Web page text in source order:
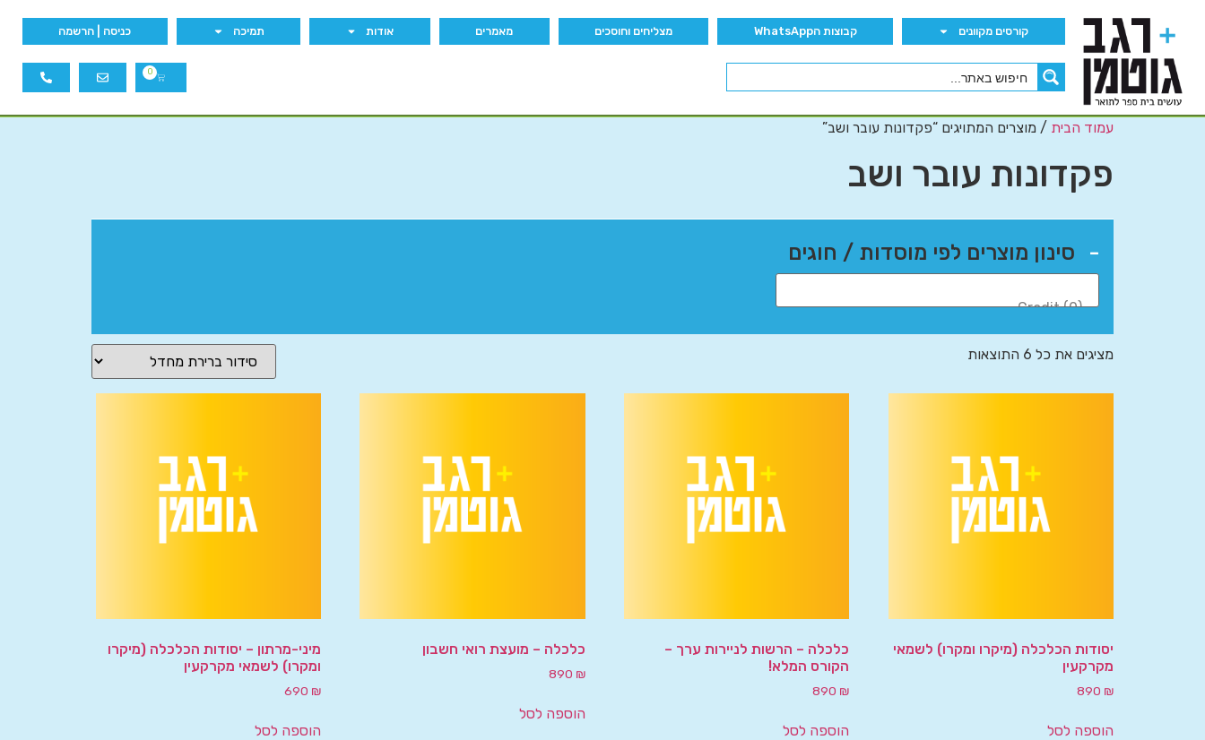
קורסים מקוונים קבוצות הWhatsApp מצליחים וחוסכים מאמרים אודות תמיכה כניסה | הרשמה
0
עמוד הבית / מוצרים המתויגים “פקדונות עובר ושב”
פקדונות עובר ושב
סינון מוצרים לפי מוסדות / חוגים -
מציגים את כל ⁦6⁩ התוצאות
יסודות הכלכלה (מיקרו ומקרו) לשמאי
מקרקעין
890 ₪
הוספה לסל
כלכלה – הרשות לניירות ערך –
הקורס המלא!
890 ₪
הוספה לסל
כלכלה – מועצת רואי חשבון
890 ₪
הוספה לסל
מיני-מרתון – יסודות הכלכלה (מיקרו
ומקרו) לשמאי מקרקעין
690 ₪
הוספה לסל